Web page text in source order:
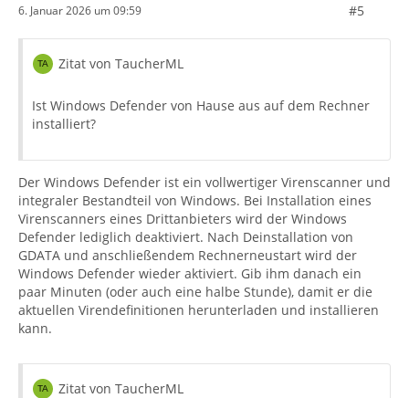
6. Januar 2026 um 09:59 #5
Zitat von TaucherML
Ist Windows Defender von Hause aus auf dem Rechner
installiert?
Der Windows Defender ist ein vollwertiger Virenscanner und
integraler Bestandteil von Windows. Bei Installation eines
Virenscanners eines Drittanbieters wird der Windows
Defender lediglich deaktiviert. Nach Deinstallation von
GDATA und anschließendem Rechnerneustart wird der
Windows Defender wieder aktiviert. Gib ihm danach ein
paar Minuten (oder auch eine halbe Stunde), damit er die
aktuellen Virendefinitionen herunterladen und installieren
kann.
Zitat von TaucherML